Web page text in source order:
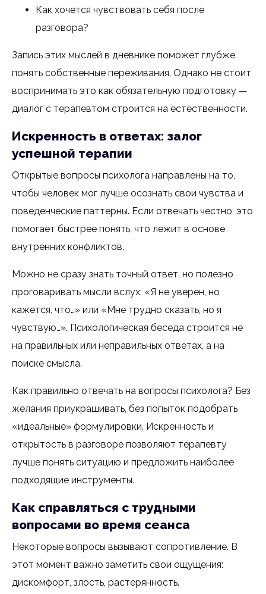
Как хочется чувствовать себя после
разговора?
Запись этих мыслей в дневнике поможет глубже
понять собственные переживания. Однако не стоит
воспринимать это как обязательную подготовку —
диалог с терапевтом строится на естественности.
Искренность в ответах: залог
успешной терапии
Открытые вопросы психолога направлены на то,
чтобы человек мог лучше осознать свои чувства и
поведенческие паттерны. Если отвечать честно, это
помогает быстрее понять, что лежит в основе
внутренних конфликтов.
Можно не сразу знать точный ответ, но полезно
проговаривать мысли вслух: «Я не уверен, но
кажется, что…» или «Мне трудно сказать, но я
чувствую…». Психологическая беседа строится не
на правильных или неправильных ответах, а на
поиске смысла.
Как правильно отвечать на вопросы психолога? Без
желания приукрашивать, без попыток подобрать
«идеальные» формулировки. Искренность и
открытость в разговоре позволяют терапевту
лучше понять ситуацию и предложить наиболее
подходящие инструменты.
Как справляться с трудными
вопросами во время сеанса
Некоторые вопросы вызывают сопротивление. В
этот момент важно заметить свои ощущения:
дискомфорт, злость, растерянность.